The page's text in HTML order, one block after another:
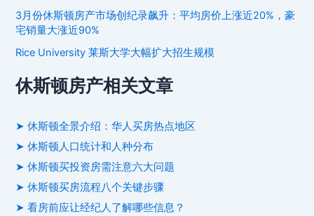
3月份休斯顿房产市场创纪录飙升：平均房价上涨近20%，豪
宅销量大涨近90%
Rice University 莱斯大学大幅扩大招生规模
休斯顿房产相关文章
➤ 休斯顿全景介绍：华人买房热点地区
➤ 休斯顿人口统计和人种分布
➤ 休斯顿买投资房需注意六大问题
➤ 休斯顿买房流程八个关键步骤
➤ 看房前应让经纪人了解哪些信息？